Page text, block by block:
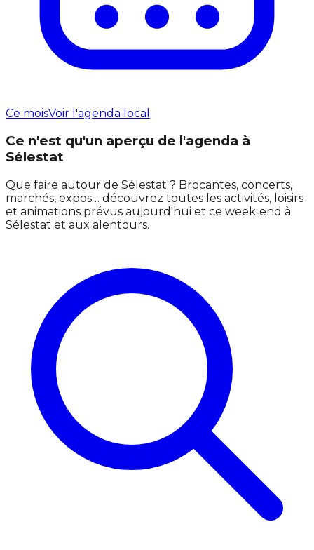
Ce moisVoir l'agenda local
Ce n'est qu'un aperçu de l'agenda à
Sélestat
Que faire autour de Sélestat ? Brocantes, concerts,
marchés, expos… découvrez toutes les activités, loisirs
et animations prévus aujourd'hui et ce week‑end à
Sélestat et aux alentours.